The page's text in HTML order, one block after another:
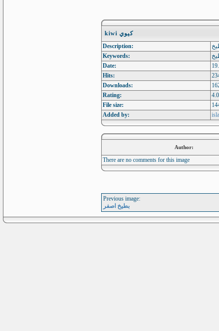
kiwi كيوي
Description:
Keywords:
Date:
Hits:
Downloads:
Rating:
File size:
Added by:
Author:
There are no comments for this image
Previous image:
بطيخ اصفر